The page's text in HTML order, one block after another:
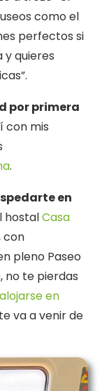
como el
perfectos si
quieres
por primera
con mis
.
en
hostalCasa
con
pleno Paseo
no te pierdas
en
va a venir de